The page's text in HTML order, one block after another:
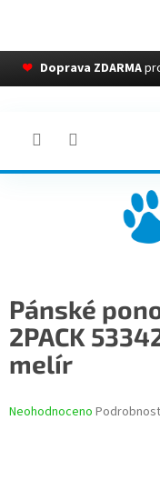
❤ Doprava ZDARMA
Pánské
2PACK
melír
Průměrné
Neohodnoceno